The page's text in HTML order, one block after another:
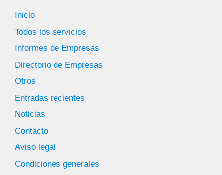
Inicio
Todos los servicios
Informes de Empresas
Directorio de Empresas
Otros
Entradas recientes
Noticias
Contacto
Aviso legal
Condiciones generales